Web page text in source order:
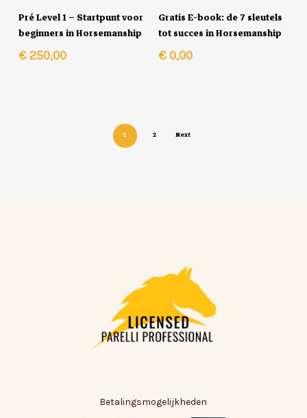
Pré Level 1 – Startpunt voor
beginners in Horsemanship
€250,00
In Winkelmand
Gratis E-book: de 7 sleutels
tot succes in Horsemanship
€0,00
1 2 Next
Betalingsmogelijkheden